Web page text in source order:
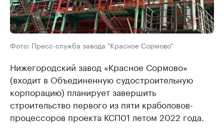
Фото: Пресс-служба завода "Красное Сормово"
Нижегородский завод «Красное Сормово»
(входит в Объединенную судостроительную
корпорацию) планирует завершить
строительство первого из пяти краболовов-
процессоров проекта КСП01 летом 2022 года.